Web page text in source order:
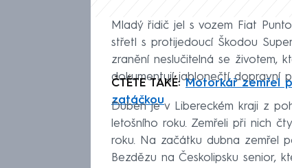
Mladý řidič jel s vozem Fiat
střetl s protijedoucí Škodou
zranění neslučitelná se životem,
dokumentují jablonečtí dopravní
ČTĚTE TAKÉ:Motorkář zemřel
zatáčkou
Duben je v Libereckém kraji z
letošního roku. Zemřeli při nich
roku. Na začátku dubna zemřel
Bezdězu na Českolipsku senior,